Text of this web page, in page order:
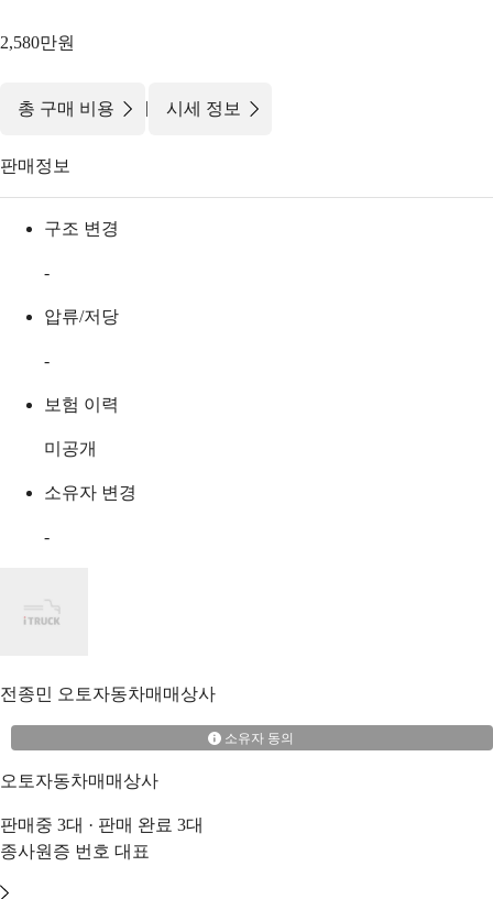
2,580만원
총 구매 비용 | 시세 정보
판매정보
구조 변경
-
압류/저당
-
보험 이력
미공개
소유자 변경
-
전종민 오토자동차매매상사
소유자 동의
오토자동차매매상사
판매중 3대 · 판매 완료 3대
종사원증 번호 대표